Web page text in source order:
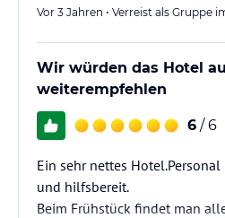
Vor 3 Jahren • Verreist als Gruppe
Wir würden das Hotel
weiterempfehlen
6 / 6
Ein sehr nettes
und hilfsbereit.
Beim Frühstück findet man